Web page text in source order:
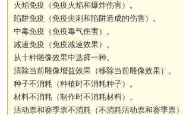
火焰免疫（免疫火焰和爆炸伤害）。
陷阱免疫（免疫尖刺和陷阱造成的伤害）。
中毒免疫（免疫毒气伤害）。
减速免疫（免疫减速效果）。
从十种雕像效果中选择一种。
清除当前雕像增益效果（移除当前雕像效果）。
种子不消耗（种植时不消耗种子）。
材料不消耗（制作时不消耗材料）。
活动票和赛季票不消耗（不消耗活动票和赛季票）